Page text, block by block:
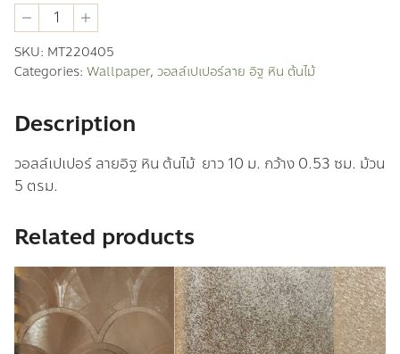
วอ
ลล์
เปเปอร์
อิฐ
หิน
quantity
SKU: MT220405
Categories: Wallpaper, วอลล์เปเปอร์ลาย อิฐ หิน ต้นไม้
Description
วอลล์เปเปอร์ ลายอิฐ หิน ต้นไม้ ยาว 10 ม. กว้าง 0.53 ซม. ม้วน
5 ตรม.
Related products